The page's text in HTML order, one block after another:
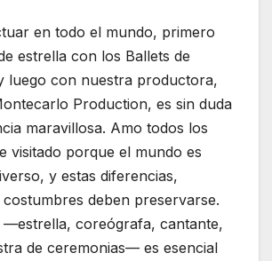
en todo el mundo, primero
estrella con los Ballets de
luego con nuestra productora,
Production, es sin duda
maravillosa. Amo todos los
visitado porque el mundo es
y estas diferencias,
deben preservarse.
—estrella, coreógrafa, cantante,
de ceremonias— es esencial